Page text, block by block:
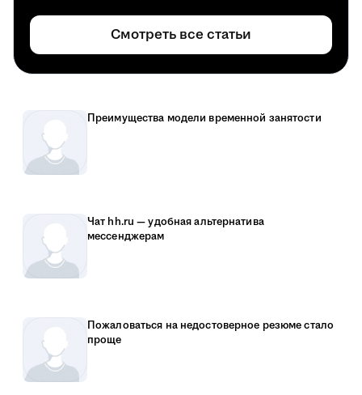
Смотреть все статьи
Преимущества модели временной занятости
Чат hh.ru — удобная альтернатива
мессенджерам
Пожаловаться на недостоверное резюме стало
проще